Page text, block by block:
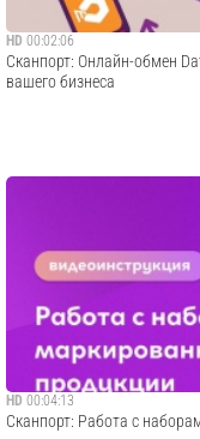
HD 00:02:06
Сканпорт: Онлайн-обмен
вашего бизнеса
HD 00:04:13
Сканпорт: Работа с